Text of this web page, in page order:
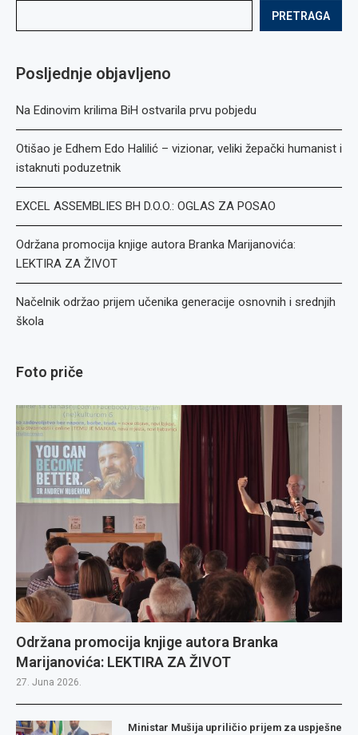
PRETRAGA
Posljednje objavljeno
Na Edinovim krilima BiH ostvarila prvu pobjedu
Otišao je Edhem Edo Halilić – vizionar, veliki žepački humanist i
istaknuti poduzetnik
EXCEL ASSEMBLIES BH D.O.O.: OGLAS ZA POSAO
Održana promocija knjige autora Branka Marijanovića:
LEKTIRA ZA ŽIVOT
Načelnik održao prijem učenika generacije osnovnih i srednjih
škola
Foto priče
Održana promocija knjige autora Branka
Marijanovića: LEKTIRA ZA ŽIVOT
27. Juna 2026.
Ministar Mušija upriličio prijem za uspješne